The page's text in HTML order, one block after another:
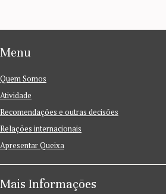
Menu
Quem Somos
Atividade
Recomendações e outras decisões
Relações internacionais
Apresentar Queixa
Mais Informações